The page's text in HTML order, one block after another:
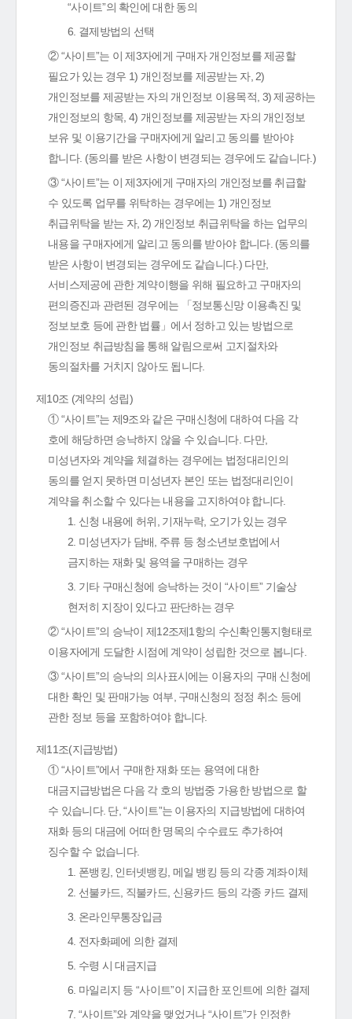
“사이트”의 확인에 대한 동의
6. 결제방법의 선택
② “사이트”는 이 제3자에게 구매자 개인정보를 제공할
필요가 있는 경우 1) 개인정보를 제공받는 자, 2)
개인정보를 제공받는 자의 개인정보 이용목적, 3) 제공하는
개인정보의 항목, 4) 개인정보를 제공받는 자의 개인정보
보유 및 이용기간을 구매자에게 알리고 동의를 받아야
합니다. (동의를 받은 사항이 변경되는 경우에도 같습니다.)
③ “사이트”는 이 제3자에게 구매자의 개인정보를 취급할
수 있도록 업무를 위탁하는 경우에는 1) 개인정보
취급위탁을 받는 자, 2) 개인정보 취급위탁을 하는 업무의
내용을 구매자에게 알리고 동의를 받아야 합니다. (동의를
받은 사항이 변경되는 경우에도 같습니다.) 다만,
서비스제공에 관한 계약이행을 위해 필요하고 구매자의
편의증진과 관련된 경우에는 「정보통신망 이용촉진 및
정보보호 등에 관한 법률」에서 정하고 있는 방법으로
개인정보 취급방침을 통해 알림으로써 고지절차와
동의절차를 거치지 않아도 됩니다.
제10조 (계약의 성립)
① “사이트”는 제9조와 같은 구매신청에 대하여 다음 각
호에 해당하면 승낙하지 않을 수 있습니다. 다만,
미성년자와 계약을 체결하는 경우에는 법정대리인의
동의를 얻지 못하면 미성년자 본인 또는 법정대리인이
계약을 취소할 수 있다는 내용을 고지하여야 합니다.
1. 신청 내용에 허위, 기재누락, 오기가 있는 경우
2. 미성년자가 담배, 주류 등 청소년보호법에서
금지하는 재화 및 용역을 구매하는 경우
3. 기타 구매신청에 승낙하는 것이 “사이트” 기술상
현저히 지장이 있다고 판단하는 경우
② “사이트”의 승낙이 제12조제1항의 수신확인통지형태로
이용자에게 도달한 시점에 계약이 성립한 것으로 봅니다.
③ “사이트”의 승낙의 의사표시에는 이용자의 구매 신청에
대한 확인 및 판매가능 여부, 구매신청의 정정 취소 등에
관한 정보 등을 포함하여야 합니다.
제11조(지급방법)
① “사이트”에서 구매한 재화 또는 용역에 대한
대금지급방법은 다음 각 호의 방법중 가용한 방법으로 할
수 있습니다. 단, “사이트”는 이용자의 지급방법에 대하여
재화 등의 대금에 어떠한 명목의 수수료도 추가하여
징수할 수 없습니다.
1. 폰뱅킹, 인터넷뱅킹, 메일 뱅킹 등의 각종 계좌이체
2. 선불카드, 직불카드, 신용카드 등의 각종 카드 결제
3. 온라인무통장입금
4. 전자화폐에 의한 결제
5. 수령 시 대금지급
6. 마일리지 등 “사이트”이 지급한 포인트에 의한 결제
7. “사이트”와 계약을 맺었거나 “사이트”가 인정한